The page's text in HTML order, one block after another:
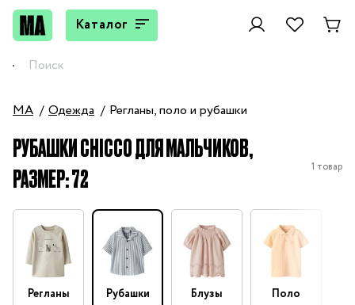
Каталог
MA Одежда Регланы, поло и рубашки
РУБАШКИ CHICCO ДЛЯ МАЛЬЧИКОВ,
РАЗМЕР: 72
1 товар
Регланы Рубашки Блузы Поло